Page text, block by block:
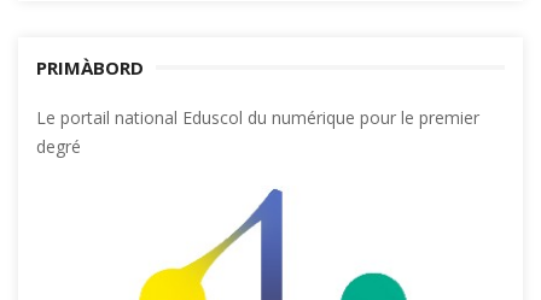
PRIMÀBORD
Le portail national Eduscol du numérique pour le premier
degré